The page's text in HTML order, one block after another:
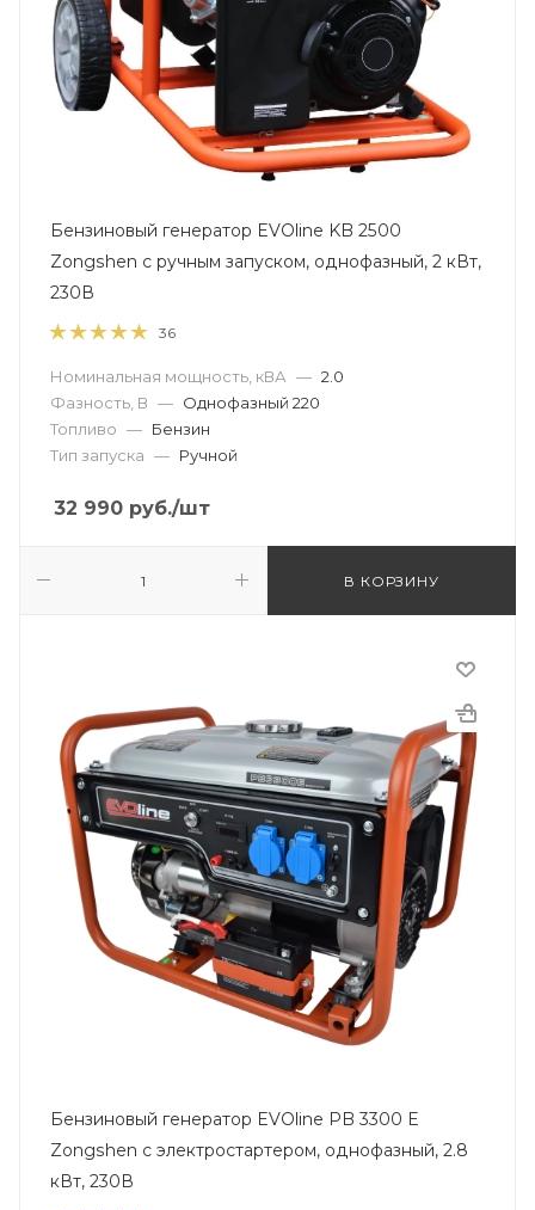
Бензиновый генератор EVOline KB 2500
Zongshen с ручным запуском, однофазный, 2 кВт,
230В
36
Номинальная мощность, кВА — 2.0
Фазность, В — Однофазный 220
Топливо — Бензин
Тип запуска — Ручной
32 990 руб./шт
В КОРЗИНУ
Бензиновый генератор EVOline PB 3300 E
Zongshen с электростартером, однофазный, 2.8
кВт, 230В